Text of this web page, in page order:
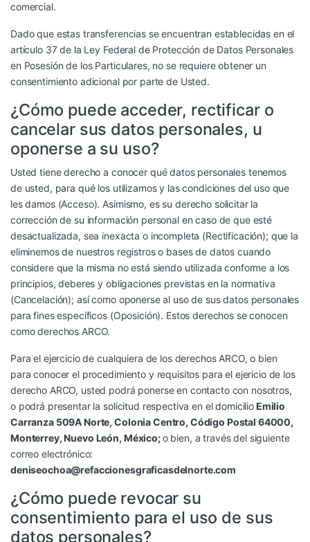
comercial.
Dado que estas transferencias se encuentran establecidas en el
artículo 37 de la Ley Federal de Protección de Datos Personales
en Posesión de los Particulares, no se requiere obtener un
consentimiento adicional por parte de Usted.
¿Cómo puede acceder, rectificar o
cancelar sus datos personales, u
oponerse a su uso?
Usted tiene derecho a conocer qué datos personales tenemos
de usted, para qué los utilizamos y las condiciones del uso que
les damos (Acceso). Asimismo, es su derecho solicitar la
corrección de su información personal en caso de que esté
desactualizada, sea inexacta o incompleta (Rectificación); que la
eliminemos de nuestros registros o bases de datos cuando
considere que la misma no está siendo utilizada conforme a los
principios, deberes y obligaciones previstas en la normativa
(Cancelación); así como oponerse al uso de sus datos personales
para fines específicos (Oposición). Estos derechos se conocen
como derechos ARCO.
Para el ejercicio de cualquiera de los derechos ARCO, o bien
para conocer el procedimiento y requisitos para el ejericio de los
derecho ARCO, usted podrá ponerse en contacto con nosotros,
o podrá presentar la solicitud respectiva en el domicilioEmilio
Carranza 509A Norte, Colonia Centro, Código Postal 64000,
Monterrey, Nuevo León, México;o bien, a través del siguiente
correo electrónico:
deniseochoa@refaccionesgraficasdelnorte.com
¿Cómo puede revocar su
consentimiento para el uso de sus
datos personales?